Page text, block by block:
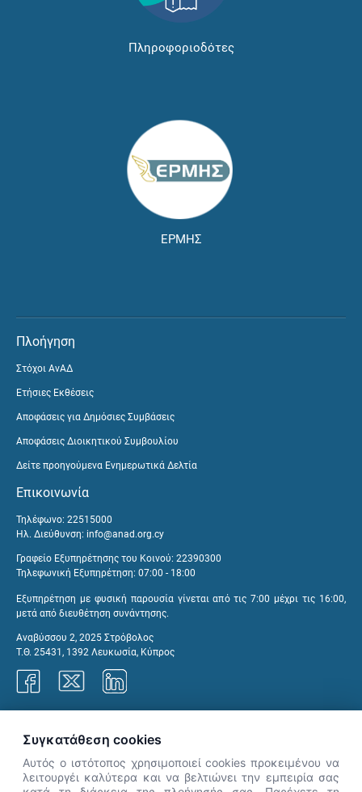
Πληροφοριοδότες
ΕΡΜΗΣ
Πλοήγηση
Στόχοι ΑνΑΔ
Ετήσιες Εκθέσεις
Αποφάσεις για Δημόσιες Συμβάσεις
Αποφάσεις Διοικητικού Συμβουλίου
Δείτε προηγούμενα Ενημερωτικά Δελτία
Επικοινωνία
Τηλέφωνο: 22515000
Ηλ. Διεύθυνση: info@anad.org.cy
Γραφείο Εξυπηρέτησης του Κοινού: 22390300
Τηλεφωνική Εξυπηρέτηση: 07:00 - 18:00
Εξυπηρέτηση με φυσική παρουσία γίνεται από τις 7:00 μέχρι τις 16:00,
μετά από διευθέτηση συνάντησης.
Αναβύσσου 2, 2025 Στρόβολος
Τ.Θ. 25431, 1392 Λευκωσία, Κύπρος
Συγκατάθεση cookies
Αυτός ο ιστότοπος χρησιμοποιεί cookies προκειμένου να
λειτουργέι καλύτερα και να βελτιώνει την εμπειρία σας